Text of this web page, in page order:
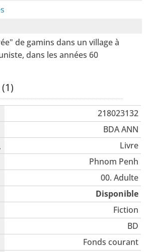
de gamins dans un village à
dans les années 60
218023132
BDA ANN
Livre
Phnom Penh
00. Adulte
Disponible
Fiction
BD
Fonds courant